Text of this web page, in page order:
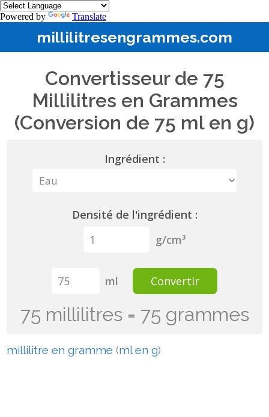
Powered by Translate
millilitresengrammes.com
Convertisseur de 75
Millilitres en Grammes
(Conversion de 75 ml en g)
Ingrédient :
Densité de l'ingrédient :
g/cm³
ml Convertir
75 millilitres = 75 grammes
millilitre en gramme (ml en g)